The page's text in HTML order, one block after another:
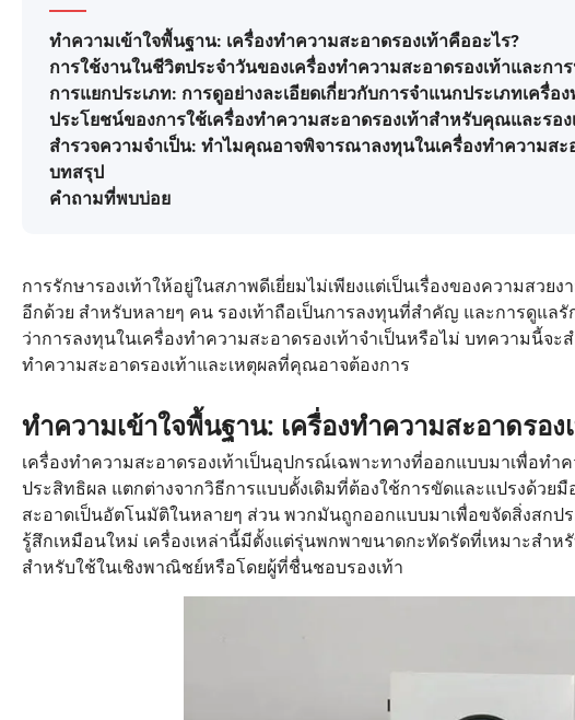
ทำความเข้าใจพื้นฐาน: เครื่องทำความสะอาดรองเท้าคืออะไร?
การใช้งานในชีวิตประจำวันของเครื่องทำความสะอาดรองเท้าและกา
การแยกประเภท: การดูอย่างละเอียดเกี่ยวกับการจำแนกประเภทเครื่อ
ประโยชน์ของการใช้เครื่องทำความสะอาดรองเท้าสำหรับคุณและรอ
สำรวจความจำเป็น: ทำไมคุณอาจพิจารณาลงทุนในเครื่องทำความสะ
บทสรุป
คำถามที่พบบ่อย
การรักษารองเท้าให้อยู่ในสภาพดีเยี่ยมไม่เพียงแต่เป็นเรื่องของความสวย
อีกด้วย สำหรับหลายๆ คน รองเท้าถือเป็นการลงทุนที่สำคัญ และการดูแ
ว่าการลงทุนในเครื่องทำความสะอาดรองเท้าจำเป็นหรือไม่ บทความนี้จ
ทำความสะอาดรองเท้าและเหตุผลที่คุณอาจต้องการ
ทำความเข้าใจพื้นฐาน: เครื่องทำความสะอาดรอง
เครื่องทำความสะอาดรองเท้าเป็นอุปกรณ์เฉพาะทางที่ออกแบบมาเพื่อทำ
ประสิทธิผล แตกต่างจากวิธีการแบบดั้งเดิมที่ต้องใช้การขัดและแปรงด้วย
สะอาดเป็นอัตโนมัติในหลายๆ ส่วน พวกมันถูกออกแบบมาเพื่อขจัดสิ่งสกป
รู้สึกเหมือนใหม่ เครื่องเหล่านี้มีตั้งแต่รุ่นพกพาขนาดกะทัดรัดที่เหมาะสำ
สำหรับใช้ในเชิงพาณิชย์หรือโดยผู้ที่ชื่นชอบรองเท้า